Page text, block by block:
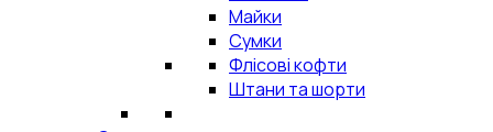
Майки
Сумки
Флісові кофти
Штани та шорти